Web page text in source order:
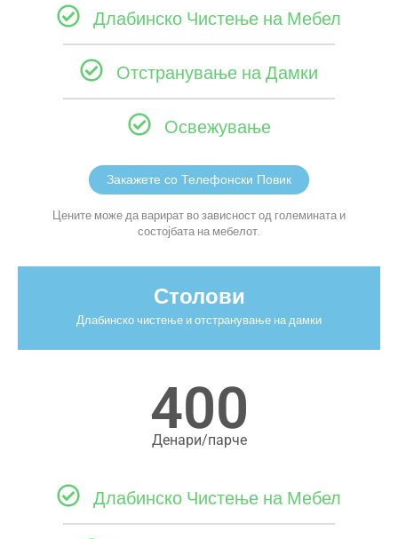
Длабинско Чистење на Мебел
Отстранување на Дамки
Освежување
Закажете со Телефонски Повик
Цените може да варират во зависност од големината и
состојбата на мебелот.
Столови
Длабинско чистење и отстранување на дамки
400
Денари/парче
Длабинско Чистење на Мебел